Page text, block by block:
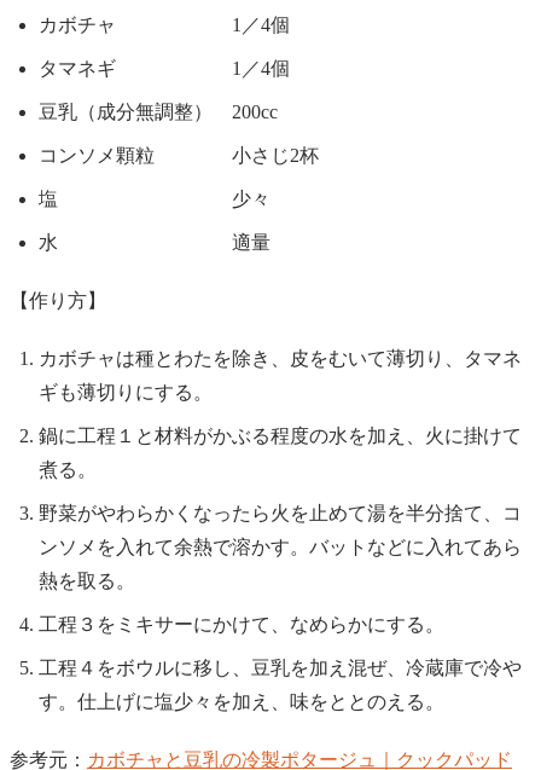
カボチャ 1／4個
タマネギ 1／4個
豆乳（成分無調整） 200cc
コンソメ顆粒 小さじ2杯
塩 少々
水 適量
【作り方】
カボチャは種とわたを除き、皮をむいて薄切り、タマネ
ギも薄切りにする。
鍋に工程１と材料がかぶる程度の水を加え、火に掛けて
煮る。
野菜がやわらかくなったら火を止めて湯を半分捨て、コ
ンソメを入れて余熱で溶かす。バットなどに入れてあら
熱を取る。
工程３をミキサーにかけて、なめらかにする。
工程４をボウルに移し、豆乳を加え混ぜ、冷蔵庫で冷や
す。仕上げに塩少々を加え、味をととのえる。
参考元： カボチャと豆乳の冷製ポタージュ｜クックパッド